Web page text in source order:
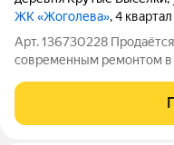
ЖК «Жоголева», 4
Арт. 136730228
современным ремонтом
Вся мебель, что на фото
техника с кондиционером.